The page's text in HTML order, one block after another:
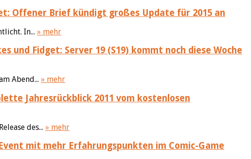
Offener Brief kündigt großes Update für 2015 an
In... » mehr
und Fidget: Server 19 (S19) kommt noch diese Woche
Abend... » mehr
Jahresrückblick 2011 vom kostenlosen
des... » mehr
mit mehr Erfahrungspunkten im Comic-Game